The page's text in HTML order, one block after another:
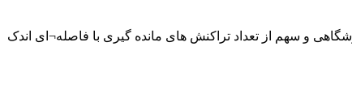
و سهم از تعداد تراکنش های مانده گیری با فاصله¬ای اندک